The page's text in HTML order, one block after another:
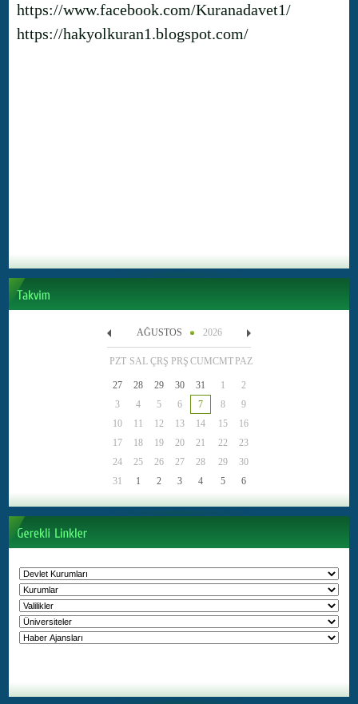
https://www.facebook.com/Kuranadavet1/
https://hakyolkuran1.blogspot.com/